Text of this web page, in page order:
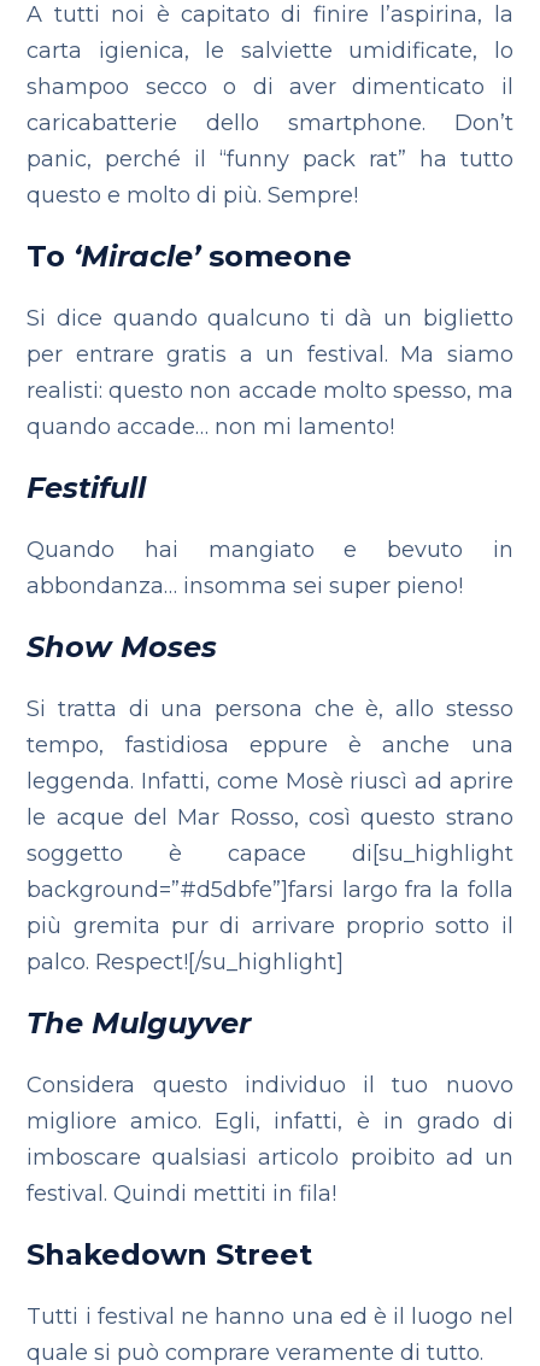
A tutti noi è capitato di finire l’aspirina, la
carta igienica, le salviette umidificate, lo
shampoo secco o di aver dimenticato il
caricabatterie dello smartphone. Don’t
panic, perché il “funny pack rat” ha tutto
questo e molto di più. Sempre!
To ‘Miracle’someone
Si dice quando qualcuno ti dà un biglietto
per entrare gratis a un festival. Ma siamo
realisti: questo non accade molto spesso, ma
quando accade… non mi lamento!
Festifull
Quando hai mangiato e bevuto in
abbondanza… insomma sei super pieno!
Show Moses
Si tratta di una persona che è, allo stesso
tempo, fastidiosa eppure è anche una
leggenda. Infatti, come Mosè riuscì ad aprire
le acque del Mar Rosso, così questo strano
soggetto è capace di[su_highlight
background=”#d5dbfe”]farsi largo fra la folla
più gremita pur di arrivare proprio sotto il
palco. Respect![/su_highlight]
The Mulguyver
Considera questo individuo il tuo nuovo
migliore amico. Egli, infatti, è in grado di
imboscare qualsiasi articolo proibito ad un
festival. Quindi mettiti in fila!
Shakedown Street
Tutti i festival ne hanno una ed è il luogo nel
quale si può comprare veramente di tutto.